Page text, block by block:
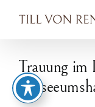
Inhalt
Trauung im